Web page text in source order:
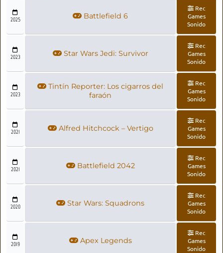
2025 Battlefield 6
Rec
Games
Sonido
2023 Star Wars Jedi: Survivor
Rec
Games
Sonido
2023
Tintín Reporter: Los cigarros del
faraón
Rec
Games
Sonido
2021 Alfred Hitchcock – Vertigo
Rec
Games
Sonido
2021 Battlefield 2042
Rec
Games
Sonido
2020 Star Wars: Squadrons
Rec
Games
Sonido
2019 Apex Legends
Rec
Games
Sonido